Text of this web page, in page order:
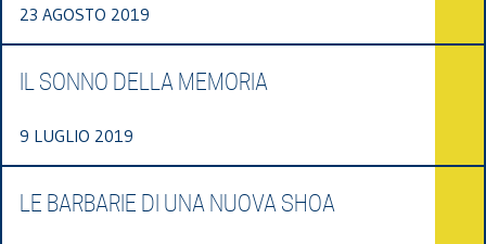
23 AGOSTO 2019
IL SONNO DELLA MEMORIA
9 LUGLIO 2019
LE BARBARIE DI UNA NUOVA SHOA